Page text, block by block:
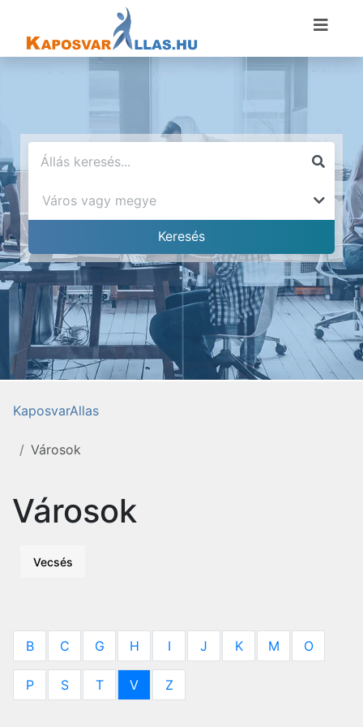
KaposvarAllas
Városok
Városok
Vecsés
B C G H I J K M O
P S T V Z